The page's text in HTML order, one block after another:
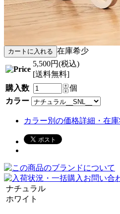
在庫希少
5,500円(税込)
[送料無料]
購入数
個
カラー
カラー別の価格詳細・在
ナチュラル
ホワイト